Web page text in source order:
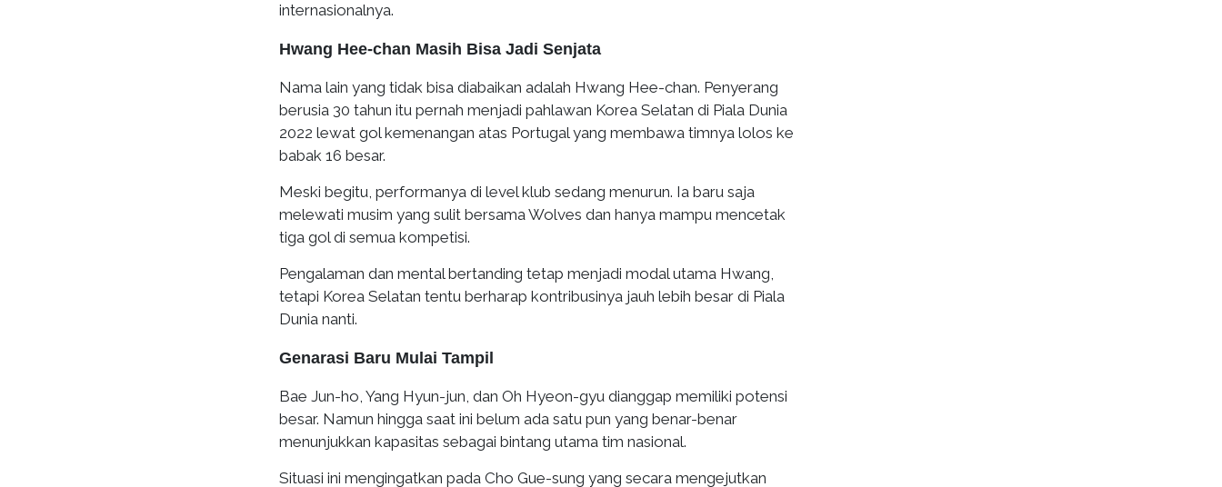
internasionalnya.
Hwang Hee-chan Masih Bisa Jadi Senjata
Nama lain yang tidak bisa diabaikan adalah Hwang Hee-chan. Penyerang
berusia 30 tahun itu pernah menjadi pahlawan Korea Selatan di Piala Dunia
2022 lewat gol kemenangan atas Portugal yang membawa timnya lolos ke
babak 16 besar.
Meski begitu, performanya di level klub sedang menurun. Ia baru saja
melewati musim yang sulit bersama Wolves dan hanya mampu mencetak
tiga gol di semua kompetisi.
Pengalaman dan mental bertanding tetap menjadi modal utama Hwang,
tetapi Korea Selatan tentu berharap kontribusinya jauh lebih besar di Piala
Dunia nanti.
Genarasi Baru Mulai Tampil
Bae Jun-ho, Yang Hyun-jun, dan Oh Hyeon-gyu dianggap memiliki potensi
besar. Namun hingga saat ini belum ada satu pun yang benar-benar
menunjukkan kapasitas sebagai bintang utama tim nasional.
Situasi ini mengingatkan pada Cho Gue-sung yang secara mengejutkan